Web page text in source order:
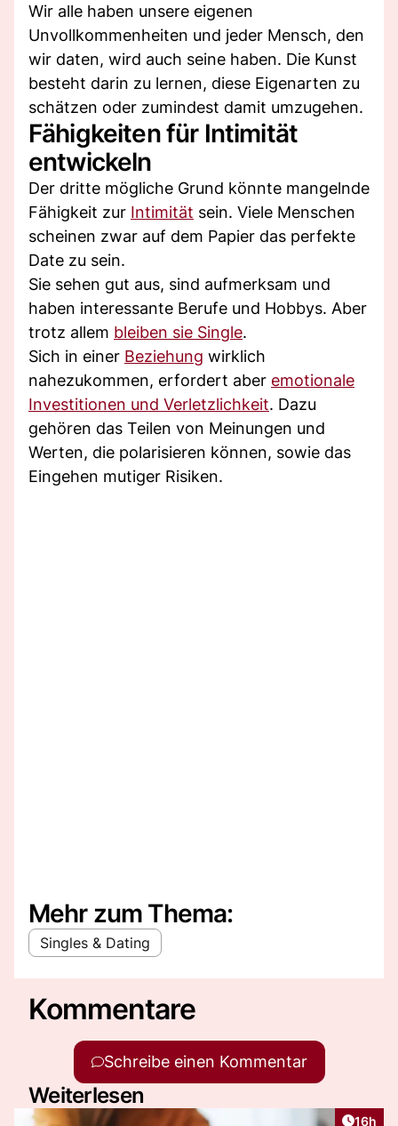
Wir alle haben unsere eigenen
Unvollkommenheiten und jeder Mensch, den
wir daten, wird auch seine haben. Die Kunst
besteht darin zu lernen, diese Eigenarten zu
schätzen oder zumindest damit umzugehen.
Fähigkeiten für Intimität
entwickeln
Der dritte mögliche Grund könnte mangelnde
Fähigkeit zur Intimität sein. Viele Menschen
scheinen zwar auf dem Papier das perfekte
Date zu sein.
Sie sehen gut aus, sind aufmerksam und
haben interessante Berufe und Hobbys. Aber
trotz allem bleiben sie Single.
Sich in einer Beziehung wirklich
nahezukommen, erfordert aber emotionale
Investitionen und Verletzlichkeit. Dazu
gehören das Teilen von Meinungen und
Werten, die polarisieren können, sowie das
Eingehen mutiger Risiken.
Mehr zum Thema:
Singles & Dating
Kommentare
Schreibe einen Kommentar
Weiterlesen
Artikel
16h